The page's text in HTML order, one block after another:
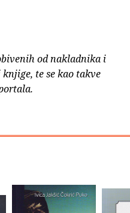
od nakladnika i
te se kao takve